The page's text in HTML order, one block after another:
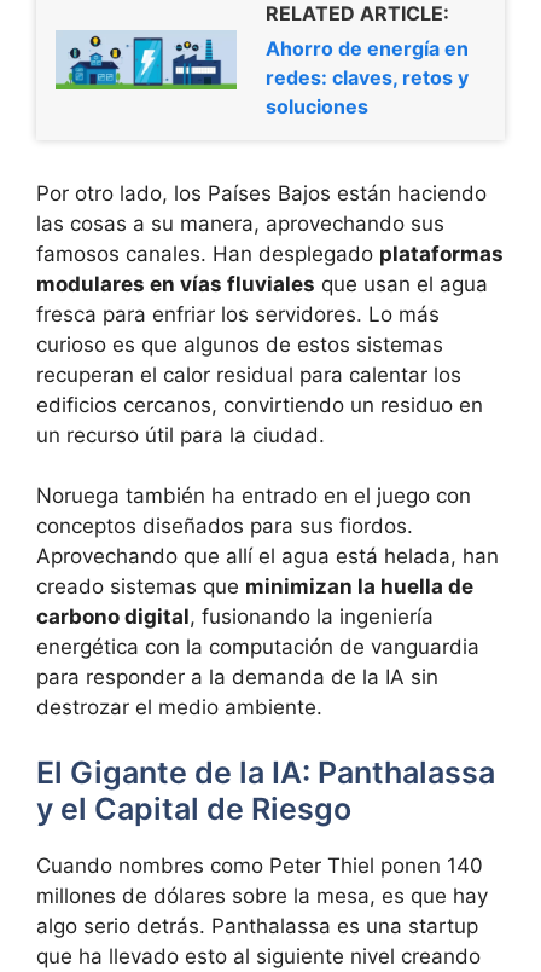
RELATED ARTICLE:
Ahorro de energía en
redes: claves, retos y
soluciones
Por otro lado, los Países Bajos están haciendo
las cosas a su manera, aprovechando sus
famosos canales. Han desplegado plataformas
modulares en vías fluviales que usan el agua
fresca para enfriar los servidores. Lo más
curioso es que algunos de estos sistemas
recuperan el calor residual para calentar los
edificios cercanos, convirtiendo un residuo en
un recurso útil para la ciudad.
Noruega también ha entrado en el juego con
conceptos diseñados para sus fiordos.
Aprovechando que allí el agua está helada, han
creado sistemas que minimizan la huella de
carbono digital, fusionando la ingeniería
energética con la computación de vanguardia
para responder a la demanda de la IA sin
destrozar el medio ambiente.
El Gigante de la IA: Panthalassa
y el Capital de Riesgo
Cuando nombres como Peter Thiel ponen 140
millones de dólares sobre la mesa, es que hay
algo serio detrás. Panthalassa es una startup
que ha llevado esto al siguiente nivel creando